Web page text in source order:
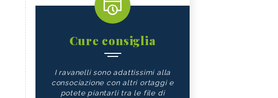
Cure consiglia
I ravanelli sono adattissimi alla
consociazione con altri ortaggi e
potete piantarli tra le file di